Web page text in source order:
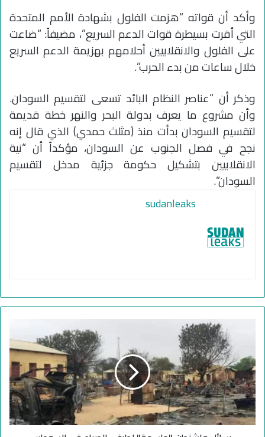
وأكد أن قواته “هزمت الفلول بشهادة الأمم المتحدة
التي أقرت بسيطرة قوات الدعم السريع”، مضيفاً: “ضاعت
على الفلول والانقلابيين أحلامهم بهزيمة الدعم السريع
خلال ساعات من بدء الحرب”.
وذكر أن “عناصر النظام البائد تسعى لتقسيم السودان.
وأن مشروع ما يعرف بدولة البحر والنهر خطة قديمة
لتقسيم السودان بدأت منذ (مثلث حمدي) الذي قال إنه
نجح في فصل الجنوب عن السودان، مؤكداً أن “نية
الانقلابيين بتشكيل حكومة جزئية مدخل لتقسيم
السودان”.
sudanleaks
ئ
ل
و
ا
ش
ن